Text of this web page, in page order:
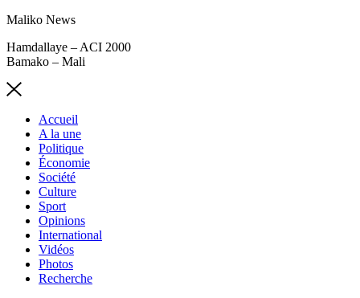
Maliko News
Hamdallaye – ACI 2000
Bamako – Mali
Accueil
A la une
Politique
Économie
Société
Culture
Sport
Opinions
International
Vidéos
Photos
Recherche